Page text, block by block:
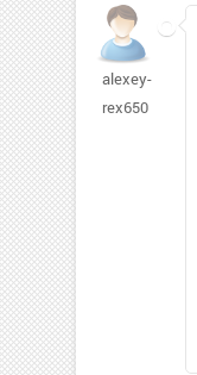
alexey-
rex650